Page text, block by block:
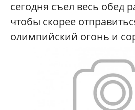
сегодня съел весь обед
чтобы скорее
олимпийский огонь и